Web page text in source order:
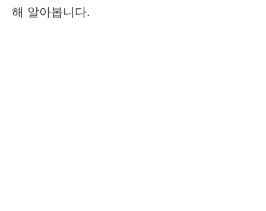
해 알아봅니다.